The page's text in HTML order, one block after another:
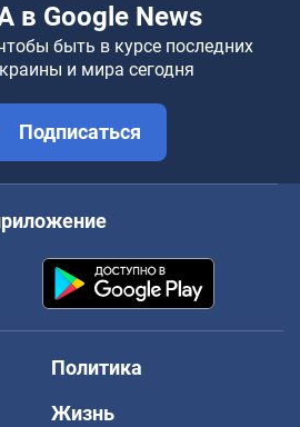
в Google News
быть в курсе последних
и мира сегодня
Подписаться
Политика
Жизнь